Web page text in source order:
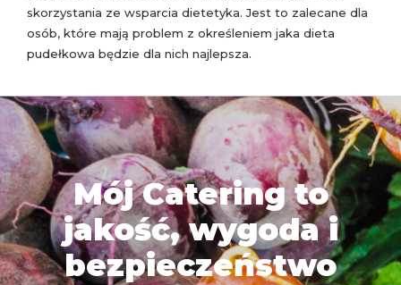
skorzystania ze wsparcia dietetyka. Jest to zalecane dla
osób, które mają problem z określeniem jaka dieta
pudełkowa będzie dla nich najlepsza.
Mój Catering to
jakość, wygoda i
bezpieczeństwo